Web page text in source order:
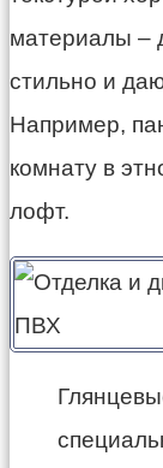
материалы –
стильно и
Например,
комнату в
лофт.